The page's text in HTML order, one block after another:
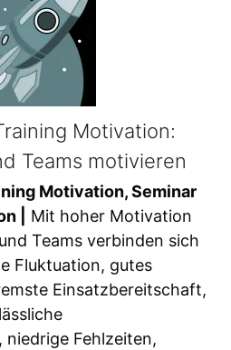
Motivation:
Teams motivieren
Motivation, Seminar
|
Mit hoher Motivation
Teams verbinden sich
Fluktuation, gutes
Einsatzbereitschaft,
Fehlzeiten,